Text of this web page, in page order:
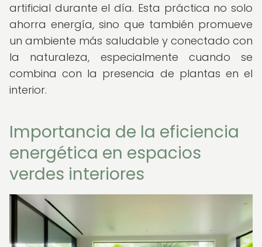
artificial durante el día. Esta práctica no solo
ahorra energía, sino que también promueve
un ambiente más saludable y conectado con
la naturaleza, especialmente cuando se
combina con la presencia de plantas en el
interior.
Importancia de la eficiencia
energética en espacios
verdes interiores